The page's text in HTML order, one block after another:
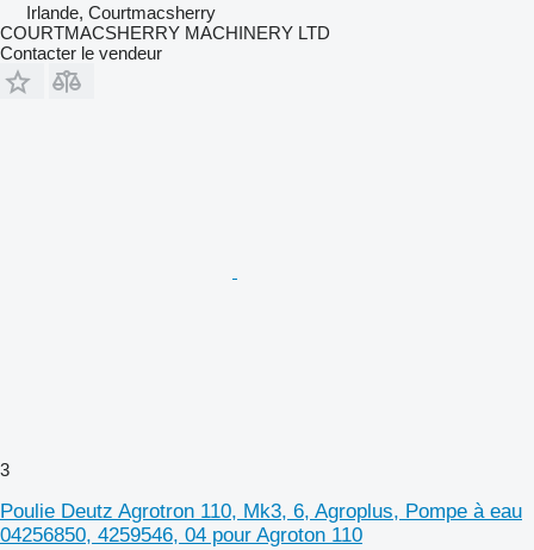
Irlande, Courtmacsherry
COURTMACSHERRY MACHINERY LTD
Contacter le vendeur
3
Poulie Deutz Agrotron 110, Mk3, 6, Agroplus, Pompe à eau
04256850, 4259546, 04 pour Agroton 110